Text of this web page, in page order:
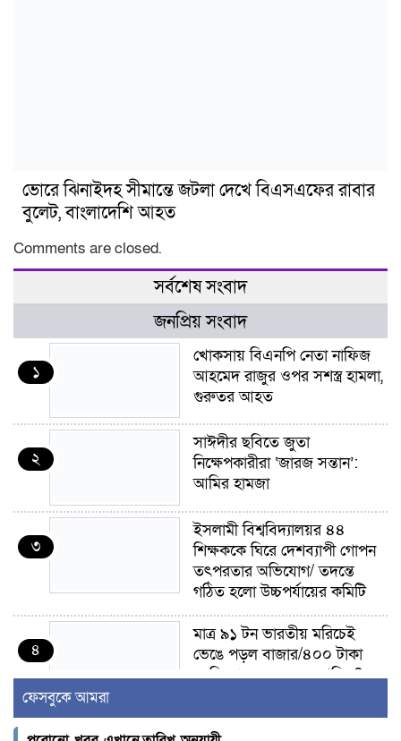
ভোরে ঝিনাইদহ সীমান্তে জটলা দেখে বিএসএফের রাবার
বুলেট, বাংলাদেশি আহত
Comments are closed.
সর্বশেষ সংবাদ
জনপ্রিয় সংবাদ
১
খোকসায় বিএনপি নেতা নাফিজ
আহমেদ রাজুর ওপর সশস্ত্র হামলা,
গুরুতর আহত
২
সাঈদীর ছবিতে জুতা
নিক্ষেপকারীরা ‘জারজ সন্তান’:
আমির হামজা
৩
ইসলামী বিশ্ববিদ্যালয়র ৪৪
শিক্ষককে ঘিরে দেশব্যাপী গোপন
তৎপরতার অভিযোগ/ তদন্তে
গঠিত হলো উচ্চপর্যায়ের কমিটি
৪
মাত্র ৯১ টন ভারতীয় মরিচেই
ভেঙে পড়ল বাজার/৪০০ টাকা
কেজি দাম কে ধরে রেখেছিল?
৫
জুলাই আন্দোলন ছিল সম্মিলিত,
ফেসবুকে আমরা